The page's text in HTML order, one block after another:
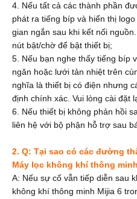
4. Nếu tất cả các thành phần
phát ra tiếng bíp và hiển thị
gian ngắn sau khi kết nối
nút bật/chờ để bật thiết bị;
5. Nếu bạn nghe thấy tiếng bíp
ngăn hoặc lưới tản nhiệt trên
nghĩa là thiết bị có điện nhưng
định chính xác. Vui lòng cài đặt
6. Nếu thiết bị không phản hồi
liên hệ với bộ phận hỗ trợ sau
2. Q: Tại sao có các đường
Máy lọc không khí thông
A: Nếu sự cố vẫn tiếp diễn sau
không khí thông minh Mijia 6